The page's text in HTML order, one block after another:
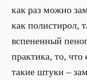
как раз можно
как полистирол,
вспененный
практика, то, что
такие штуки –